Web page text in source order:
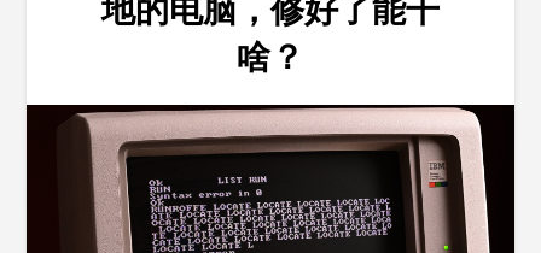
地的电脑，修好了能干
啥？